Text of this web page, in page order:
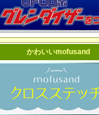
かわいいmofusand